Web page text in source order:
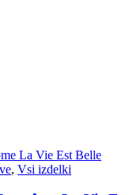
, Vsi izdelki